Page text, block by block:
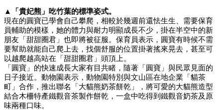
▲「貴妃熊」吃竹葉的標準姿式。
現在的圓寶已學會自己攀爬，相較於幾週前還怯生生、需要保育
員輔助的模樣，她的體力與耐力明顯成長不少，掛在半空中的新
朋友「甜甜圈君」也即將被征服。保育員表示，圓寶有時候不需
要幫助就能自己爬上去，找個舒服的位置掛著搖來晃去，甚至可
以越爬越高站在「甜甜圈君」頭頂上。
「圓寶」的快速成長大家有目共睹，隨著「圓寶」與民眾見面的
日子接近。動物園表示，動物園特別與文山區在地企業「貓茶
町」合作，推出聯名「大貓熊奶茶餅乾」，將可愛的大貓熊造型
結合木柵特產鐵觀音茶製作餅乾，一盒中吃得到鐵觀音奶茶及原
味兩種口味。